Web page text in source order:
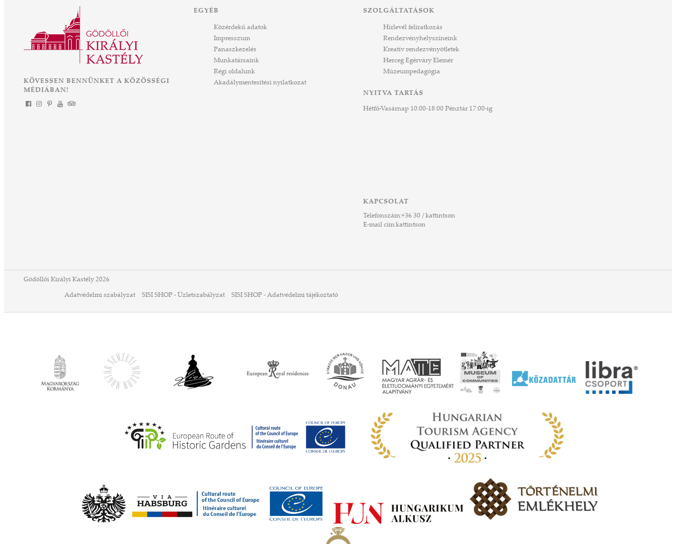
KÖVESSEN BENNÜNKET A KÖZÖSSÉGI
MÉDIÁBAN!
EGYÉB
Közérdekű adatok
Impresszum
Panaszkezelés
Munkatársaink
Régi oldalunk
Akadálymentesítési nyilatkozat
SZOLGÁLTATÁSOK
Hírlevél feliratkozás
Rendezvényhelyszíneink
Kreatív rendezvényötletek
Herceg Egérváry Elemér
Múzeumpedagógia
NYITVA TARTÁS
Hétfő-Vasárnap 10:00-18:00 Pénztár 17:00-ig
KAPCSOLAT
Telefonszám:+36 30 / kattintson
E-mail cím:kattintson
Gödöllői Királyi Kastély 2026
Adatvédelmi szabályzat SISI SHOP - Üzletszabályzat SISI SHOP - Adatvédelmi tájékoztató